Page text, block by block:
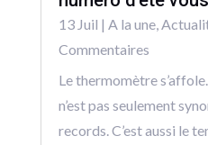
13 Juil | A la une,
Commentaires
Le thermomètre
n’est pas seulement
records. C’est aussi le